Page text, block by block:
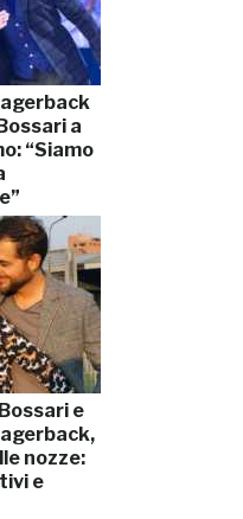
a
“Siamo
e
nozze:
e